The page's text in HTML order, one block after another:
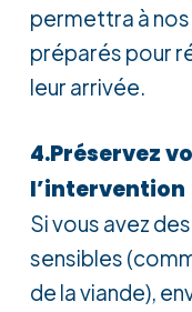
permettra à
préparés pour
leur arrivée.
4.Préservez
l’intervention
Si vous avez
sensibles
de la viande),